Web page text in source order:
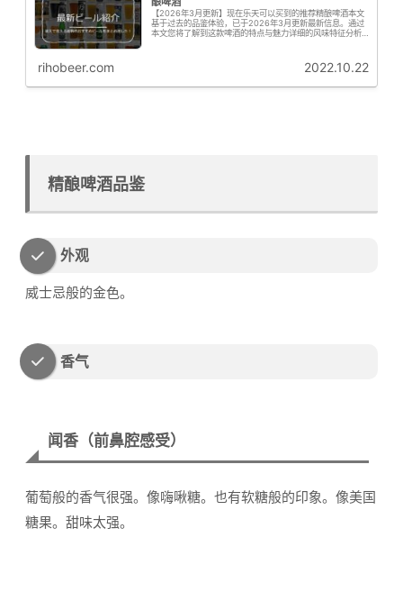
【2026年3月更新】现在乐天可以买到的推荐精酿啤酒本文
基于过去的品鉴体验，已于2026年3月更新最新信息。通过
本文您将了解到这款啤酒的特点与魅力详细的风味特征分析
rihobeer.com 2022.10.22
精酿啤酒品鉴
外观
威士忌般的金色。
香气
闻香（前鼻腔感受）
葡萄般的香气很强。像嗨啾糖。也有软糖般的印象。像美国
糖果。甜味太强。